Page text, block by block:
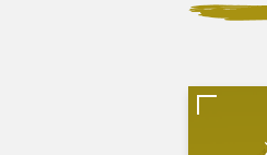
豊臣秀長と名古